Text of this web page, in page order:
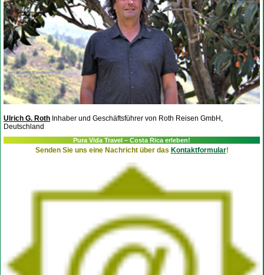
Ulrich G. Roth Inhaber und Geschäftsführer von Roth Reisen GmbH,
Deutschland
Pura Vida Travel – Costa Rica erleben!
Senden Sie uns eine Nachricht über das Kontaktformular!